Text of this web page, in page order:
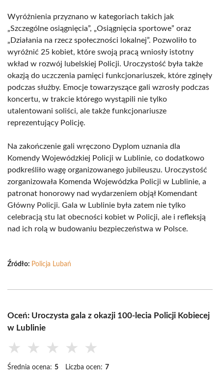
Wyróżnienia przyznano w kategoriach takich jak
„Szczególne osiągnięcia”, „Osiągnięcia sportowe” oraz
„Działania na rzecz społeczności lokalnej”. Pozwoliło to
wyróżnić 25 kobiet, które swoją pracą wniosły istotny
wkład w rozwój lubelskiej Policji. Uroczystość była także
okazją do uczczenia pamięci funkcjonariuszek, które zginęły
podczas służby. Emocje towarzyszące gali wzrosły podczas
koncertu, w trakcie którego wystąpili nie tylko
utalentowani soliści, ale także funkcjonariusze
reprezentujący Policję.
Na zakończenie gali wręczono Dyplom uznania dla
Komendy Wojewódzkiej Policji w Lublinie, co dodatkowo
podkreśliło wagę organizowanego jubileuszu. Uroczystość
zorganizowała Komenda Wojewódzka Policji w Lublinie, a
patronat honorowy nad wydarzeniem objął Komendant
Główny Policji. Gala w Lublinie była zatem nie tylko
celebracją stu lat obecności kobiet w Policji, ale i refleksją
nad ich rolą w budowaniu bezpieczeństwa w Polsce.
Źródło: Policja Lubań
Oceń: Uroczysta gala z okazji 100-lecia Policji Kobiecej
w Lublinie
★ ★ ★ ★ ★
Średnia ocena: 5 Liczba ocen: 7